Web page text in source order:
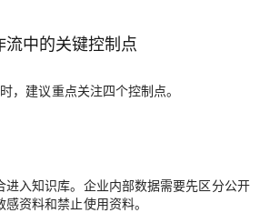
中的关键控制点
，建议重点关注四个控制点。
进入知识库。企业内部数据需要先区分公开
资料和禁止使用资料。